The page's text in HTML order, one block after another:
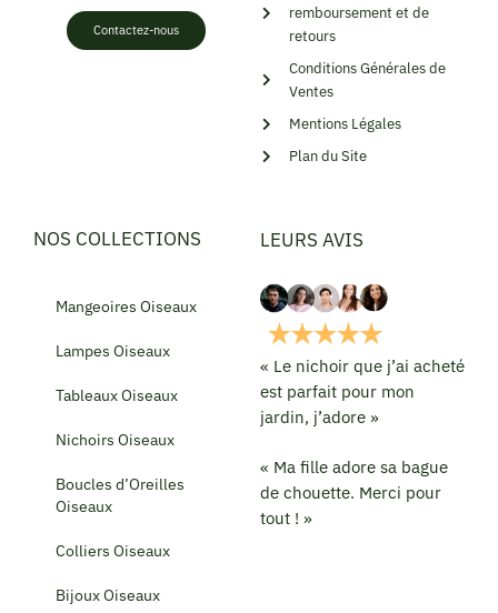
Contactez-nous
remboursement et de
retours
Conditions Générales de
Ventes
Mentions Légales
Plan du Site
NOS COLLECTIONS
Mangeoires Oiseaux
Lampes Oiseaux
Tableaux Oiseaux
Nichoirs Oiseaux
Boucles d’Oreilles
Oiseaux
Colliers Oiseaux
Bijoux Oiseaux
LEURS AVIS
« Le nichoir que j’ai acheté
est parfait pour mon
jardin, j’adore »
« Ma fille adore sa bague
de chouette. Merci pour
tout ! »